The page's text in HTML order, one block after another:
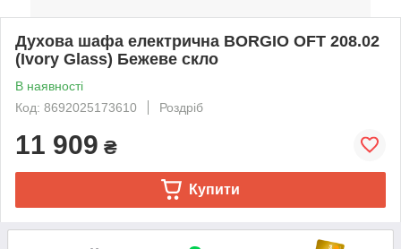
Духова шафа електрична BORGIO OFT 208.02
(Ivory Glass) Бежеве скло
В наявності
Код: 8692025173610
Роздріб
11 909 ₴
Купити